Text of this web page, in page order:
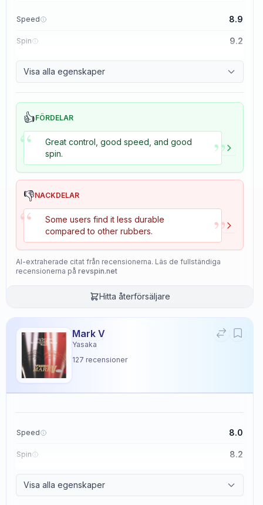
Speed 8.9
Spin 9.2
Visa alla egenskaper
👍FÖRDELAR
“
Great control, good speed, and good
spin.
”
👎NACKDELAR
“
Some users find it less durable
compared to other rubbers.
”
AI-extraherade citat från recensionerna. Läs de fullständiga
recensionerna på revspin.net
Hitta återförsäljare
Mark V
Yasaka
127 recensioner
Speed 8.0
Spin 8.2
Visa alla egenskaper